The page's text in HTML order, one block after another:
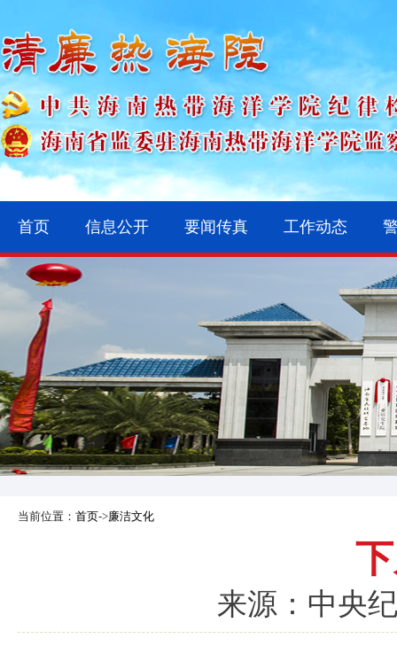
首页 信息公开 要闻传真 工作动态
当前位置： 首页->廉洁文化
来源：中央